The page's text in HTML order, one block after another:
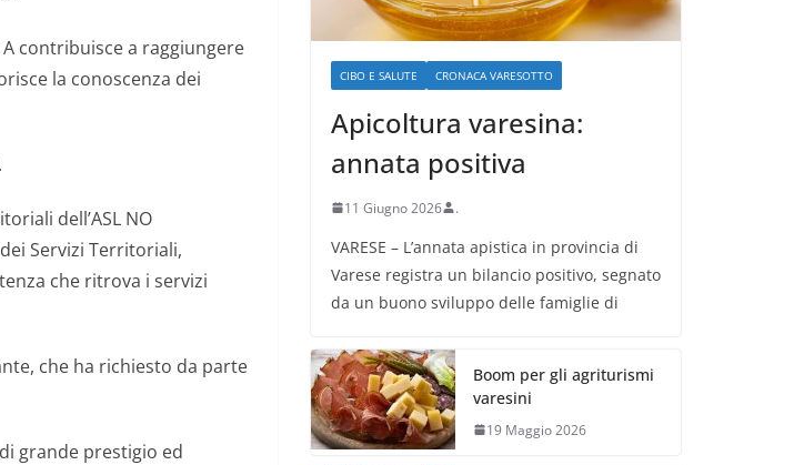
contribuisce a raggiungere
la conoscenza dei
dell’ASL NO
Servizi Territoriali,
che ritrova i servizi
che ha richiesto da parte
grande prestigio ed
CIBO E SALUTE CRONACA VARESOTTO
Apicoltura varesina:
annata positiva
11 Giugno 2026 .
VARESE – L’annata apistica in provincia di
Varese registra un bilancio positivo, segnato
da un buono sviluppo delle famiglie di
Boom per gli agriturismi
varesini
19 Maggio 2026